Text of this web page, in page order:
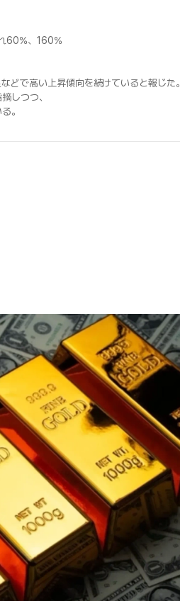
60%、160%
どで高い上昇傾向を続けていると報じた。
しつつ、
。